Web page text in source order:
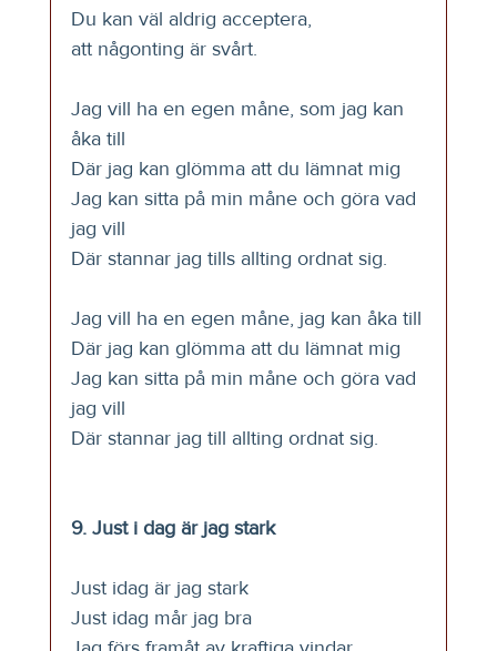
Du kan väl aldrig acceptera,
att någonting är svårt.
Jag vill ha en egen måne, som jag kan
åka till
Där jag kan glömma att du lämnat mig
Jag kan sitta på min måne och göra vad
jag vill
Där stannar jag tills allting ordnat sig.
Jag vill ha en egen måne, jag kan åka till
Där jag kan glömma att du lämnat mig
Jag kan sitta på min måne och göra vad
jag vill
Där stannar jag till allting ordnat sig.
9. Just i dag är jag stark
Just idag är jag stark
Just idag mår jag bra